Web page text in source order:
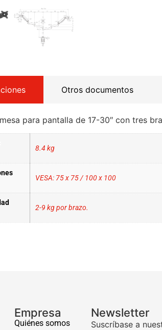
Otros documentos
para pantalla de 17-30″ con tres
8.4 kg
VESA: 75 x 75 / 100 x 100
2-9 kg por brazo.
Empresa
Quiénes somos
Newsletter
Suscríbase a